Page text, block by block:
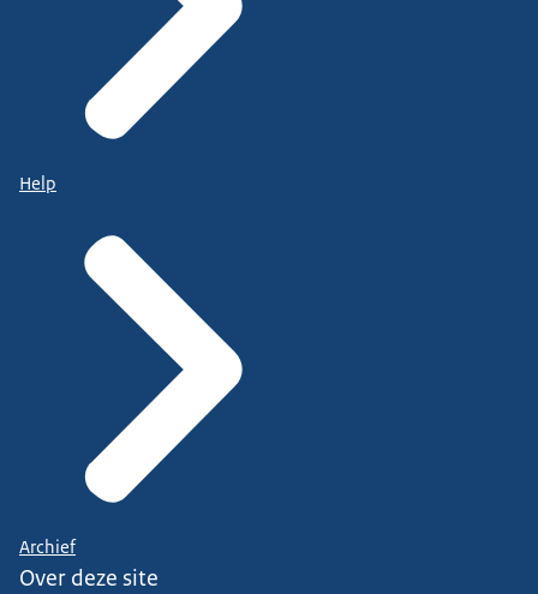
Help
Archief
Over deze site